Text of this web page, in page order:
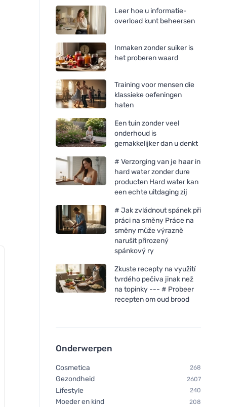
Leer hoe u informatie-
overload kunt beheersen
Inmaken zonder suiker is
het proberen waard
Training voor mensen die
klassieke oefeningen
haten
Een tuin zonder veel
onderhoud is
gemakkelijker dan u denkt
# Verzorging van je haar in
hard water zonder dure
producten Hard water kan
een echte uitdaging zij
# Jak zvládnout spánek při
práci na směny Práce na
směny může výrazně
narušit přirozený
spánkový ry
Zkuste recepty na využití
tvrdého pečiva jinak než
na topinky --- # Probeer
recepten om oud brood
Onderwerpen
Cosmetica 268
Gezondheid 2607
Lifestyle 240
Moeder en kind 208